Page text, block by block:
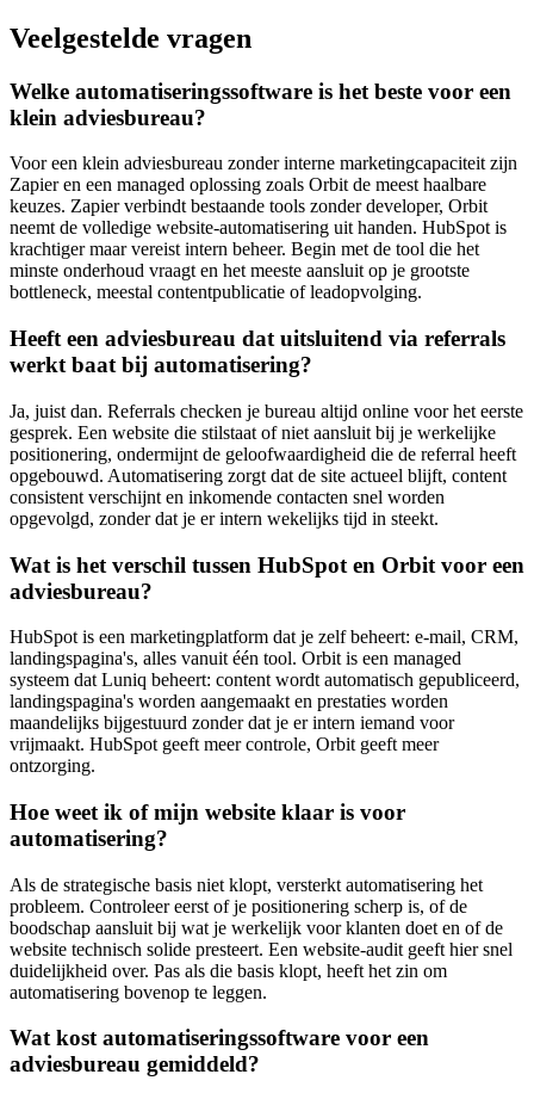
Veelgestelde vragen
Welke automatiseringssoftware is het beste voor een
klein adviesbureau?
Voor een klein adviesbureau zonder interne marketingcapaciteit zijn
Zapier en een managed oplossing zoals Orbit de meest haalbare
keuzes. Zapier verbindt bestaande tools zonder developer, Orbit
neemt de volledige website-automatisering uit handen. HubSpot is
krachtiger maar vereist intern beheer. Begin met de tool die het
minste onderhoud vraagt en het meeste aansluit op je grootste
bottleneck, meestal contentpublicatie of leadopvolging.
Heeft een adviesbureau dat uitsluitend via referrals
werkt baat bij automatisering?
Ja, juist dan. Referrals checken je bureau altijd online voor het eerste
gesprek. Een website die stilstaat of niet aansluit bij je werkelijke
positionering, ondermijnt de geloofwaardigheid die de referral heeft
opgebouwd. Automatisering zorgt dat de site actueel blijft, content
consistent verschijnt en inkomende contacten snel worden
opgevolgd, zonder dat je er intern wekelijks tijd in steekt.
Wat is het verschil tussen HubSpot en Orbit voor een
adviesbureau?
HubSpot is een marketingplatform dat je zelf beheert: e-mail, CRM,
landingspagina's, alles vanuit één tool. Orbit is een managed
systeem dat Luniq beheert: content wordt automatisch gepubliceerd,
landingspagina's worden aangemaakt en prestaties worden
maandelijks bijgestuurd zonder dat je er intern iemand voor
vrijmaakt. HubSpot geeft meer controle, Orbit geeft meer
ontzorging.
Hoe weet ik of mijn website klaar is voor
automatisering?
Als de strategische basis niet klopt, versterkt automatisering het
probleem. Controleer eerst of je positionering scherp is, of de
boodschap aansluit bij wat je werkelijk voor klanten doet en of de
website technisch solide presteert. Een website-audit geeft hier snel
duidelijkheid over. Pas als die basis klopt, heeft het zin om
automatisering bovenop te leggen.
Wat kost automatiseringssoftware voor een
adviesbureau gemiddeld?